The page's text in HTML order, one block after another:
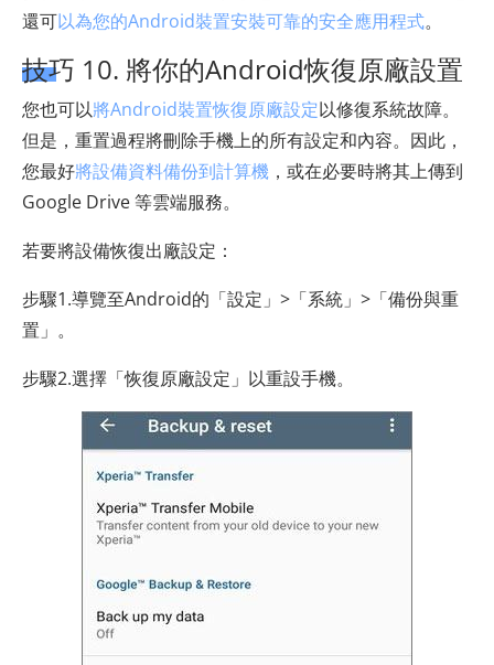
還可以為您的Android裝置安裝可靠的安全應用程式。
技巧 10. 將你的Android恢復原廠設置
您也可以將Android裝置恢復原廠設定以修復系統故障。
但是，重置過程將刪除手機上的所有設定和內容。因此，
您最好將設備資料備份到計算機 ，或在必要時將其上傳到
Google Drive 等雲端服務。
若要將設備恢復出廠設定：
步驟1.導覽至Android的「設定」>「系統」>「備份與重
置」。
步驟2.選擇「恢復原廠設定」以重設手機。